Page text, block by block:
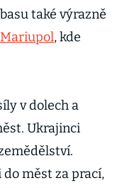
také výrazně
Mariupol, kde
v dolech a
Ukrajinci
měst za prací,